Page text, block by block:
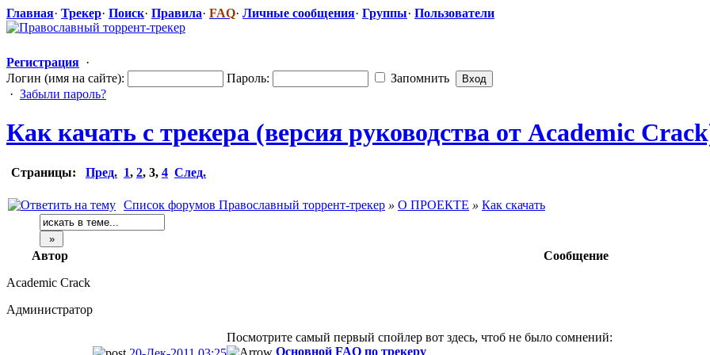
Главная· Трекер· Поиск· Правила· FAQ· Личные сообщения· Группы· Пользователи
Регистрация ·
Логин (имя на сайте):
Пароль:
Запомнить
· Забыли пароль?
Как качать с трекера (версия руководства от Academic
Страницы: Пред. 1, 2, 3, 4 След.
Список форумов Православный торрент-трекер » О ПРОЕКТЕ » Как скачать
Автор
Сообщение
Academic Crack
Администратор
Посмотрите самый первый спойлер вот здесь, чтоб не было сомнений:
Основной FAQ по трекеру